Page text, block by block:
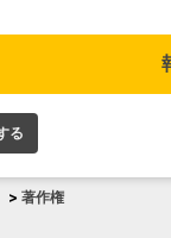
る
> 著作権